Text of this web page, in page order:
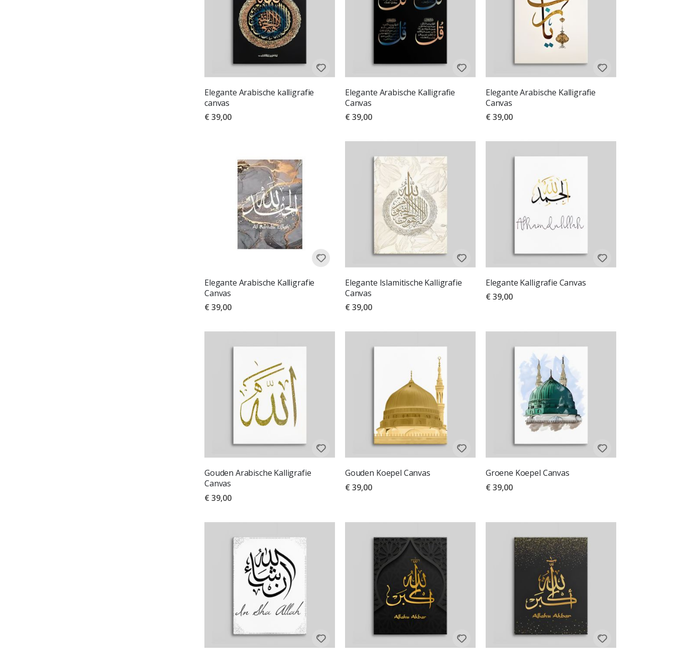
Elegante Arabische kalligrafie
canvas
€ 39,00
Elegante Arabische Kalligrafie
Canvas
€ 39,00
Elegante Arabische Kalligrafie
Canvas
€ 39,00
Elegante Arabische Kalligrafie
Canvas
€ 39,00
Elegante Islamitische Kalligrafie
Canvas
€ 39,00
Elegante Kalligrafie Canvas
€ 39,00
Gouden Arabische Kalligrafie
Canvas
€ 39,00
Gouden Koepel Canvas
€ 39,00
Groene Koepel Canvas
€ 39,00